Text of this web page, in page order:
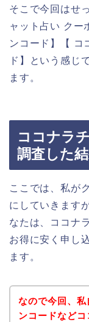
そこで今回はせ
ャット占い クー
ンコード】【 コ
ド】という感じ
ます。
ココナラ
調査した結
ここでは、私が
にしていきます
なたは、ココナ
お得に安く申し
ます。
なので今回、
ンコードなど